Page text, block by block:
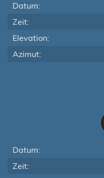
Datum:
Zeit:
Elevation:
Azimut:
Datum:
Zeit: